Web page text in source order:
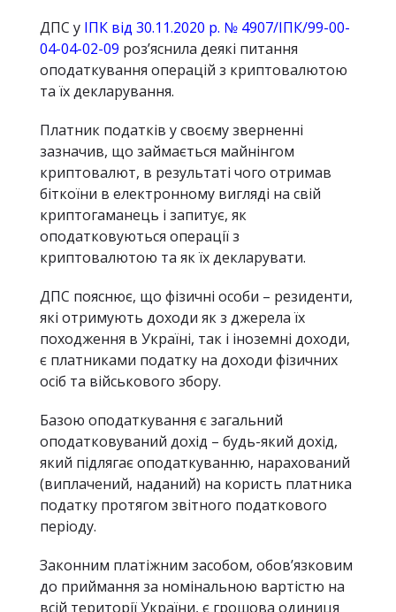
ДПС у ІПК від 30.11.2020 р. № 4907/ІПК/99-00-
04-04-02-09 роз’яснила деякі питання
оподаткування операцій з криптовалютою
та їх декларування.
Платник податків у своєму зверненні
зазначив, що займається майнінгом
криптовалют, в результаті чого отримав
біткоїни в електронному вигляді на свій
криптогаманець і запитує, як
оподатковуються операції з
криптовалютою та як їх декларувати.
ДПС пояснює, що фізичні особи – резиденти,
які отримують доходи як з джерела їх
походження в Україні, так і іноземні доходи,
є платниками податку на доходи фізичних
осіб та військового збору.
Базою оподаткування є загальний
оподатковуваний дохід – будь-який дохід,
який підлягає оподаткуванню, нарахований
(виплачений, наданий) на користь платника
податку протягом звітного податкового
періоду.
Законним платіжним засобом, обов’язковим
до приймання за номінальною вартістю на
всій території України, є грошова одиниця